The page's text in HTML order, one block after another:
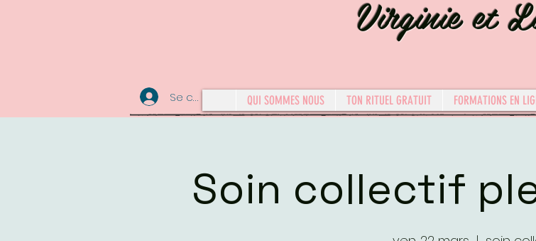
Virginie et
Se connecter QUI SOMMES NOUS TON RITUEL GRATUIT FORMATIONS EN
Soin collectif